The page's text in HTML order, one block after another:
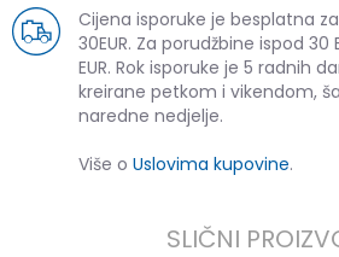
Cijena isporuke je besplatna
30EUR. Za porudžbine ispod 30
EUR. Rok isporuke je 5 radnih
kreirane petkom i vikendom,
naredne nedjelje.
Više o Uslovima kupovine.
SLIČNI